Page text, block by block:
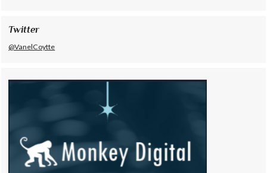
Twitter
@VanelCoytte